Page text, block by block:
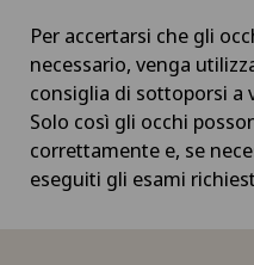
Per accertarsi che gli
necessario, venga
consiglia di sottoporsi a
Solo così gli occhi
correttamente e, se
eseguiti gli esami